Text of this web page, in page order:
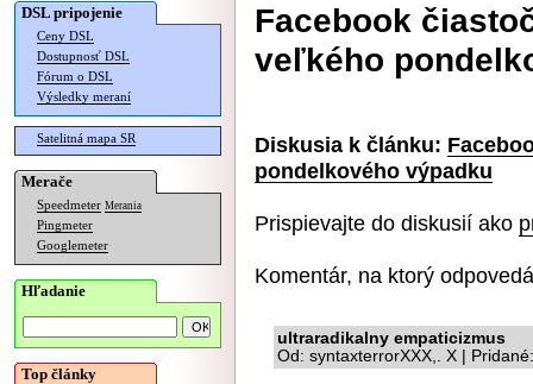
DSL pripojenie
Ceny DSL
Dostupnosť DSL
Fórum o DSL
Výsledky meraní
Satelitná mapa SR
Merače
Speedmeter Merania
Pingmeter
Googlemeter
Hľadanie
Top články
Facebook
veľkého
Diskusia k článku:
pondelkového výpadku
Prispievajte do diskusií ako
Komentár, na ktorý
ultraradikalny empaticizmus
Od: syntaxterrorXXX,. X |